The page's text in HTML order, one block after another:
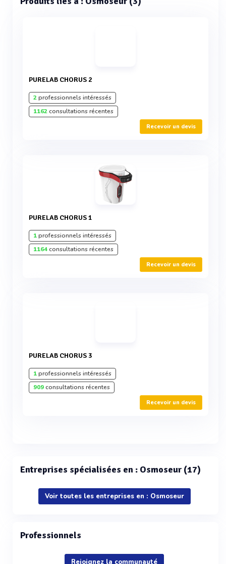
PURELAB CHORUS 2
2professionnels intéressés
1162consultations récentes
Recevoir un devis
PURELAB CHORUS 1
1professionnels intéressés
1164consultations récentes
Recevoir un devis
PURELAB CHORUS 3
1professionnels intéressés
909consultations récentes
Recevoir un devis
Entreprises spécialisées en : Osmoseur (17)
Voir toutes les entreprises en : Osmoseur
Professionnels
Rejoignez la communauté